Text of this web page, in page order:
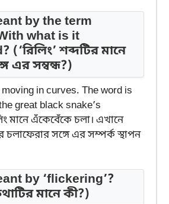
by the term
what is it
(‘রিলিং’ শব্দটির মানে
এর সম্বন্ধ?)
moving in curves. The word is
great black snake’s
মানে এঁকেবেঁকে চলা। এখানে
সঙ্গে এর সম্পর্ক স্থাপন
by ‘flickering’?
মানে কী?)